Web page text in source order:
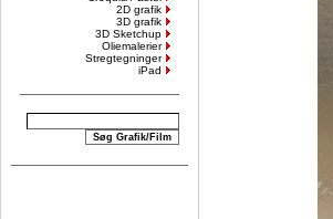
2D grafik
3D grafik
3D Sketchup
Oliemalerier
Stregtegninger
iPad